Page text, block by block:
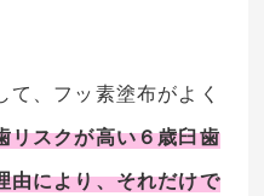
、フッ素塗布がよく
リスクが高い６歳臼歯
由により、それだけで